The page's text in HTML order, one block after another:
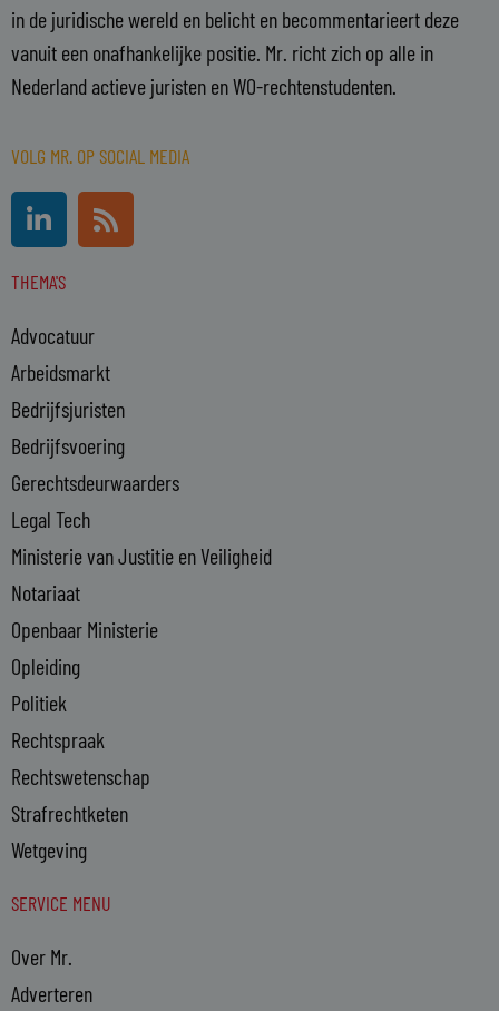
in de juridische wereld en belicht en becommentarieert deze
vanuit een onafhankelijke positie. Mr. richt zich op alle in
Nederland actieve juristen en WO-rechtenstudenten.
VOLG MR. OP SOCIAL MEDIA
i
k
d
i
n
-
i
n
R
s
THEMA'S
Advocatuur
Arbeidsmarkt
Bedrijfsjuristen
Bedrijfsvoering
Gerechtsdeurwaarders
Legal Tech
Ministerie van Justitie en Veiligheid
Notariaat
Openbaar Ministerie
Opleiding
Politiek
Rechtspraak
Rechtswetenschap
Strafrechtketen
Wetgeving
SERVICE MENU
Over Mr.
Adverteren